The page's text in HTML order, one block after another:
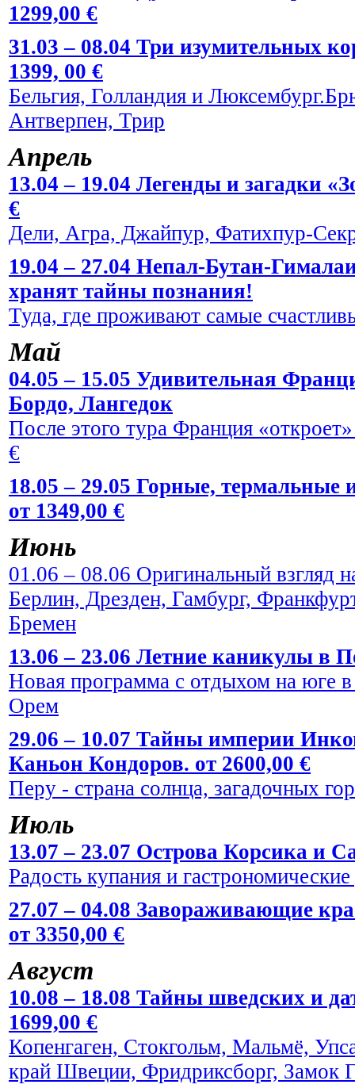
1299,00 €
31.03 – 08.04 Три изумительных
1399, 00 €
Бельгия, Голландия и
Антверпен, Трир
Апрель
13.04 – 19.04 Легенды и загадки
€
Дели, Агра, Джайпур, Фатихпур-
19.04 – 27.04 Непал-Бутан-
хранят тайны познания!
Туда, где проживают самые
Май
04.05 – 15.05 Удивительная
Бордо, Лангедок
После этого тура Франция
€
18.05 – 29.05 Горные,
от 1349,00 €
Июнь
01.06 – 08.06 Оригинальный взгляд
Берлин, Дрезден, Гамбург,
Бремен
13.06 – 23.06 Летние каникулы в
Новая программа с отдыхом на юге
Орем
29.06 – 10.07 Тайны империи
Каньон Кондоров. от 2600,00 €
Перу - страна солнца, загадочных
Июль
13.07 – 23.07 Острова Корсика и
Радость купания и
27.07 – 04.08 Завораживающие
от 3350,00 €
Август
10.08 – 18.08 Тайны шведских и
1699,00 €
Копенгаген, Стокгольм, Мальмё,
край Швеции, Фридриксборг, Замок